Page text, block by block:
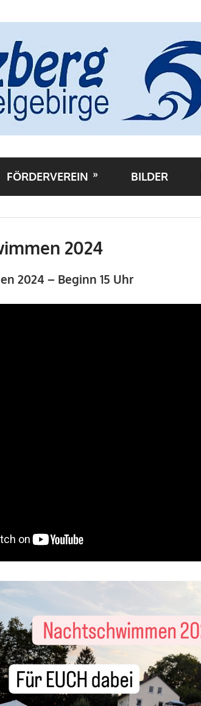
FÖRDERVEREIN BILDER
2024
2024 – Beginn 15 Uhr